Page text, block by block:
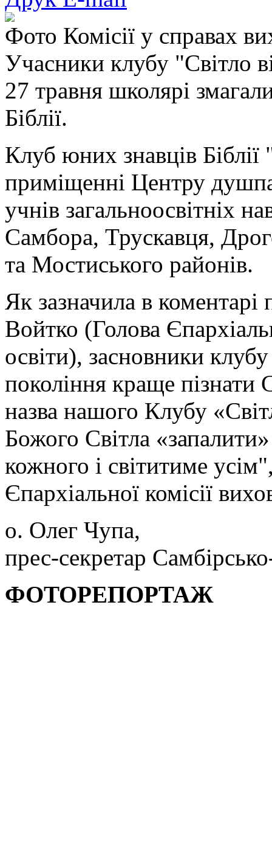
Фото Комісії у справах
Учасники клубу "Світло
27 травня школярі
Біблії.
Клуб юних знавців Біблії
приміщенні Центру
учнів загальноосвітніх
Самбора, Трускавця,
та Мостиського районів.
Як зазначила в
Войтко (Голова
освіти), засновники
покоління краще
назва нашого Клубу
Божого Світла
кожного і світитиме
Єпархіальної комісії
о. Олег Чупа,
прес-секретар
ФОТОРЕПОРТАЖ